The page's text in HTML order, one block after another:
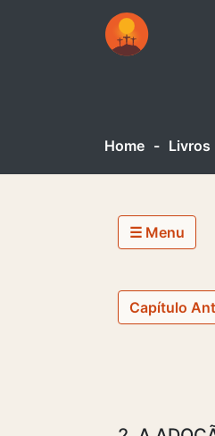
Home - Livros
☰ Menu
Capítulo